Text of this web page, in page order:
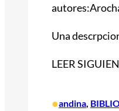
Una
LEER
•andina